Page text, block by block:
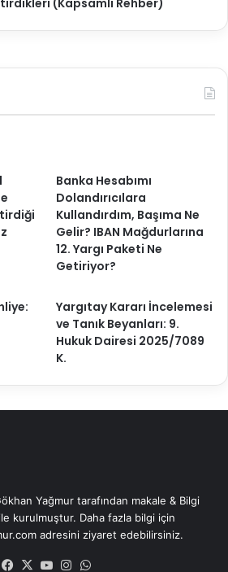
Banka Hesabımı
Dolandırıcılara
Kullandırdım, Başıma Ne
Gelir? IBAN Mağdurlarına
12. Yargı Paketi Ne
Getiriyor?
Yargıtay Kararı İncelemesi
ve Tanık Beyanları: 9.
Hukuk Dairesi 2025/7089
K.
Yağmur tarafından makale & Bilgi
ile kurulmuştur. Daha fazla bilgi için
adresini ziyaret edebilirsiniz.
Facebook
X YouTubeInstagram